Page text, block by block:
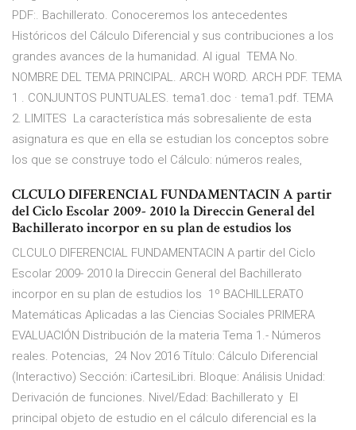
PDF:. Bachillerato. Conoceremos los antecedentes
Históricos del Cálculo Diferencial y sus contribuciones a los
grandes avances de la humanidad. Al igual TEMA No.
NOMBRE DEL TEMA PRINCIPAL. ARCH WORD. ARCH PDF. TEMA
1 . CONJUNTOS PUNTUALES. tema1.doc · tema1.pdf. TEMA
2. LIMITES La característica más sobresaliente de esta
asignatura es que en ella se estudian los conceptos sobre
los que se construye todo el Cálculo: números reales,
CLCULO DIFERENCIAL FUNDAMENTACIN A partir
del Ciclo Escolar 2009- 2010 la Direccin General del
Bachillerato incorpor en su plan de estudios los
CLCULO DIFERENCIAL FUNDAMENTACIN A partir del Ciclo
Escolar 2009- 2010 la Direccin General del Bachillerato
incorpor en su plan de estudios los 1º BACHILLERATO
Matemáticas Aplicadas a las Ciencias Sociales PRIMERA
EVALUACIÓN Distribución de la materia Tema 1.- Números
reales. Potencias, 24 Nov 2016 Título: Cálculo Diferencial
(Interactivo) Sección: iCartesiLibri. Bloque: Análisis Unidad:
Derivación de funciones. Nivel/Edad: Bachillerato y El
principal objeto de estudio en el cálculo diferencial es la